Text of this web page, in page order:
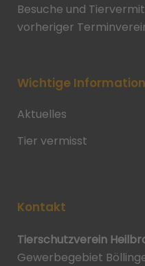
Besuche und
vorheriger
Wichtige
Aktuelles
Tier vermisst
Kontakt
Tierschutzverein
Gewerbegebiet